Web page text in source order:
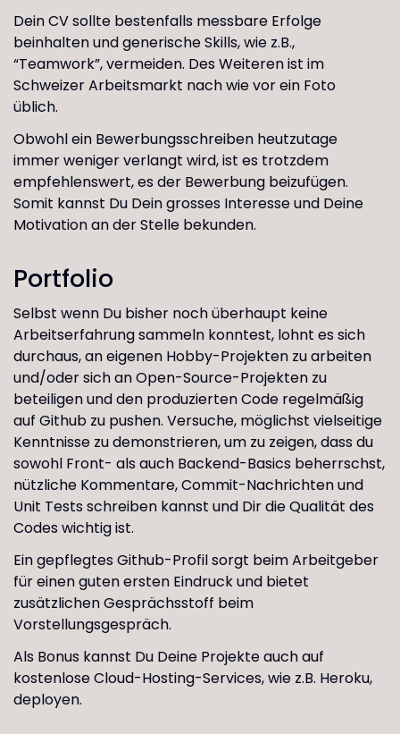
Dein CV sollte bestenfalls messbare Erfolge
beinhalten und generische Skills, wie z.B.,
“Teamwork”, vermeiden. Des Weiteren ist im
Schweizer Arbeitsmarkt nach wie vor ein Foto
üblich.
Obwohl ein Bewerbungsschreiben heutzutage
immer weniger verlangt wird, ist es trotzdem
empfehlenswert, es der Bewerbung beizufügen.
Somit kannst Du Dein grosses Interesse und Deine
Motivation an der Stelle bekunden.
Portfolio
Selbst wenn Du bisher noch überhaupt keine
Arbeitserfahrung sammeln konntest, lohnt es sich
durchaus, an eigenen Hobby-Projekten zu arbeiten
und/oder sich an Open-Source-Projekten zu
beteiligen und den produzierten Code regelmäßig
auf Github zu pushen. Versuche, möglichst vielseitige
Kenntnisse zu demonstrieren, um zu zeigen, dass du
sowohl Front- als auch Backend-Basics beherrschst,
nützliche Kommentare, Commit-Nachrichten und
Unit Tests schreiben kannst und Dir die Qualität des
Codes wichtig ist.
Ein gepflegtes Github-Profil sorgt beim Arbeitgeber
für einen guten ersten Eindruck und bietet
zusätzlichen Gesprächsstoff beim
Vorstellungsgespräch.
Als Bonus kannst Du Deine Projekte auch auf
kostenlose Cloud-Hosting-Services, wie z.B. Heroku,
deployen.